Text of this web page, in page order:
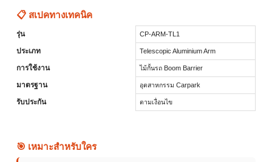
📋 สเปคทางเทคนิค
รุ่น CP-ARM-TL1
ประเภท Telescopic Aluminium Arm
การใช้งาน ไม้กั้นรถ Boom Barrier
มาตรฐาน อุตสาหกรรม Carpark
รับประกัน ตามเงื่อนไข
🎯 เหมาะสำหรับใคร